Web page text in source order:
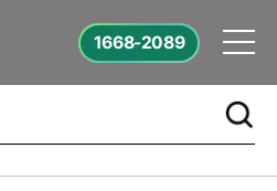
1668-2089